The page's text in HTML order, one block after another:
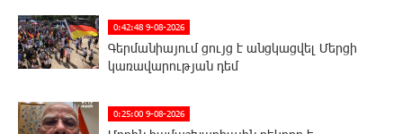
0:42:48 9-08-2026
Գերմանիայում ցույց է անցկացվել Մերցի
կառավարության դեմ
0:25:00 9-08-2026